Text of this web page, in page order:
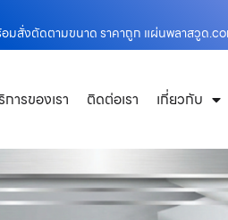
อมสั่งตัดตามขนาด ราคาถูก แผ่นพลาสวูด
การของเรา ติดต่อเรา เกี่ยวกับ